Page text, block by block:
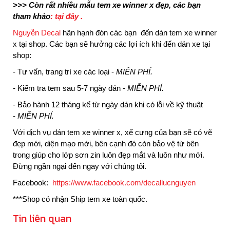
>>> Còn rất nhiều mẫu tem xe winner x đẹp, các bạn
tham khảo: tại đây .
Nguyễn Decal hân hạnh đón các bạn đến dán tem xe winner
x tại shop. Các bạn sẽ hưởng các lợi ích khi đến dán xe tại
shop:
- Tư vấn, trang trí xe các loại - MIỄN PHÍ.
- Kiểm tra tem sau 5-7 ngày dán - MIỄN PHÍ.
- Bảo hành 12 tháng kể từ ngày dán khi có lỗi về kỹ thuật
- MIỄN PHÍ.
Với dịch vụ dán tem xe winner x, xế cưng của bạn sẽ có vẽ
đẹp mới, diện mạo mới, bên cạnh đó còn bảo vệ từ bên
trong giúp cho lớp sơn zin luôn đẹp mắt và luôn như mới.
Đừng ngần ngại đến ngay với chúng tôi.
Facebook: https://www.facebook.com/decallucnguyen
***Shop có nhận Ship tem xe toàn quốc.
Tin liên quan